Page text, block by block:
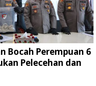
Bocah Perempuan 6
Pelecehan dan